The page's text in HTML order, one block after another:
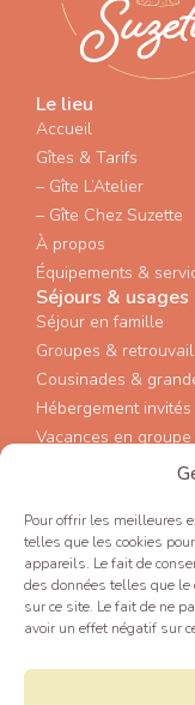
Pour offrir les meilleures
telles que les cookies
appareils. Le fait de
des données telles que
sur ce site. Le fait de ne
avoir un effet négatif sur
Le lieu
Accueil
Gîtes & Tarifs
– Gîte L’Atelier
– Gîte Chez Suzette
À propos
Équipements &
Séjours & usages
Séjour en famille
Groupes &
Cousinades &
Hébergement
Vacances en
Activités aux
FAQ
Contact
Réserver
Contact
06 31 47 95 39
MONTREVAULT